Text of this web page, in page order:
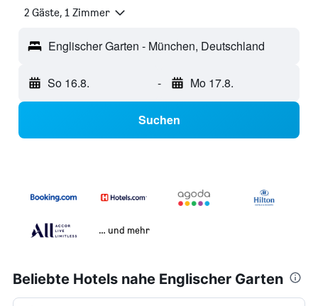
2 Gäste, 1 Zimmer
Englischer Garten - München, Deutschland
So 16.8. - Mo 17.8.
Suchen
… und mehr
Beliebte Hotels nahe Englischer Garten